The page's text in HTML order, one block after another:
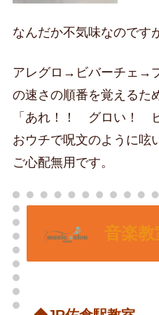
なんだか不気味なのです
アレグロ→ビバーチェ→
の速さの順番を覚えるた
「あれ！！ グロい！
おウチで呪文のように呟
ご心配無用です。
音楽